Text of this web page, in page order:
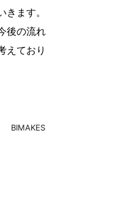
ます。
後の流れ
えており
BIMAKES